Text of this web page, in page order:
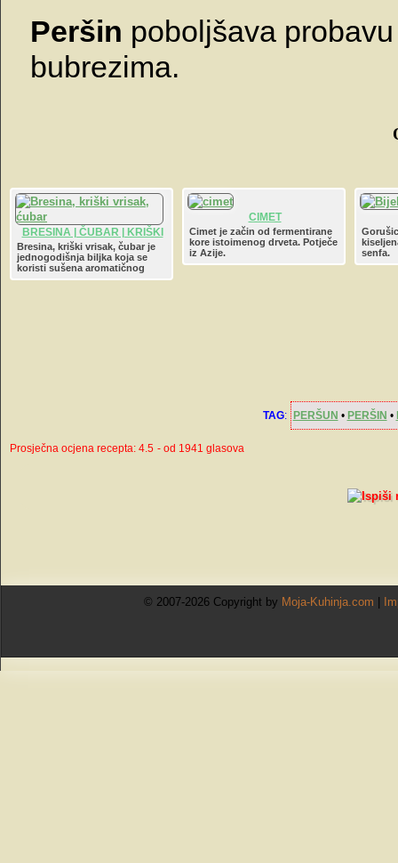
Peršin poboljšava
bubrezima.
BRESINA | ČUBAR | KRIŠKI
VRISAK | BOHNENKRAUT
Bresina, kriški vrisak, čubar je
jednogodišnja biljka koja se
koristi sušena aromatičnog
mirisa, i pomalo parenog okusa.
CIMET
Cimet je začin od fermentirane
kore istoimenog drveta. Potječe
iz Azije.
senfa.
TAG: PERŠUN • PERŠIN •
Prosječna ocjena recepta: 4.5 - od 1941 glasova
© 2007-2026 Copyright by Moja-Kuhinja.com